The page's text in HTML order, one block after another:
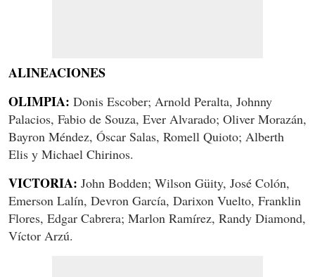
ALINEACIONES
OLIMPIA: Donis Escober; Arnold Peralta, Johnny
Palacios, Fabio de Souza, Ever Alvarado; Oliver Morazán,
Bayron Méndez, Óscar Salas, Romell Quioto; Alberth
Elis y Michael Chirinos.
VICTORIA: John Bodden; Wilson Güity, José Colón,
Emerson Lalín, Devron García, Darixon Vuelto, Franklin
Flores, Edgar Cabrera; Marlon Ramírez, Randy Diamond,
Víctor Arzú.